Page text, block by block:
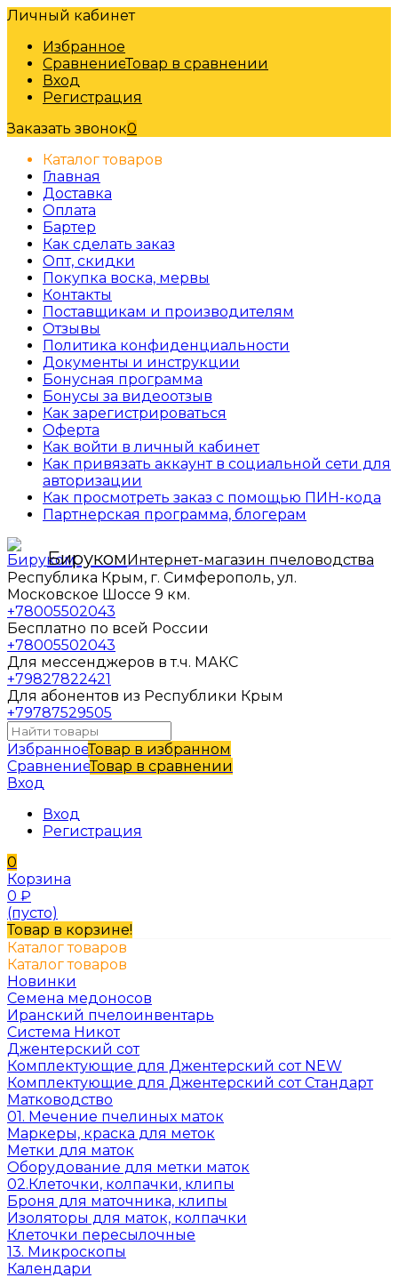
Личный кабинет
Избранное
СравнениеТовар в сравнении
Вход
Регистрация
Заказать звонок0
Каталог товаров
Главная
Доставка
Оплата
Бартер
Как сделать заказ
Опт, скидки
Покупка воска, мервы
Контакты
Поставщикам и производителям
Отзывы
Политика конфиденциальности
Документы и инструкции
Бонусная программа
Бонусы за видеоотзыв
Как зарегистрироваться
Оферта
Как войти в личный кабинет
Как привязать аккаунт в социальной сети для
авторизации
Как просмотреть заказ с помощью ПИН-кода
Партнерская программа, блогерам
БирукомИнтернет-магазин пчеловодства
Республика Крым, г. Симферополь, ул.
Московское Шоссе 9 км.
+78005502043
Бесплатно по всей России
+78005502043
Для мессенджеров в т.ч. МАКС
+79827822421
Для абонентов из Республики Крым
+79787529505
ИзбранноеТовар в избранном
СравнениеТовар в сравнении
Вход
Вход
Регистрация
0
Корзина
0 ₽
(пусто)
Товар в корзине!
Каталог товаров
Каталог товаров
Новинки
Семена медоносов
Иранский пчелоинвентарь
Система Никот
Джентерский сот
Комплектующие для Джентерский сот NEW
Комплектующие для Джентерский сот Стандарт
Матководство
01. Мечение пчелиных маток
Маркеры, краска для меток
Метки для маток
Оборудование для метки маток
02.Клеточки, колпачки, клипы
Броня для маточника, клипы
Изоляторы для маток, колпачки
Клеточки пересылочные
13. Микроскопы
Календари